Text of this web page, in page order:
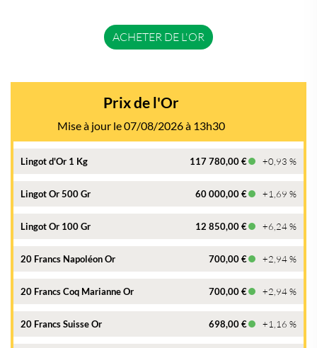
ACHETER DE L'OR
Prix de l'Or
Mise à jour le 07/08/2026 à 13h30
Lingot d'Or 1 Kg 117 780,00 € +0,93 %
Lingot Or 500 Gr 60 000,00 € +1,69 %
Lingot Or 100 Gr 12 850,00 € +6,24 %
20 Francs Napoléon Or 700,00 € +2,94 %
20 Francs Coq Marianne Or 700,00 € +2,94 %
20 Francs Suisse Or 698,00 € +1,16 %